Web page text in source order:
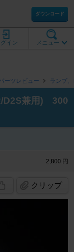
ダウンロード
メニュー
グイン
ーツレビュー ランプ
D2S兼用) 300
2,800 円
クリップ